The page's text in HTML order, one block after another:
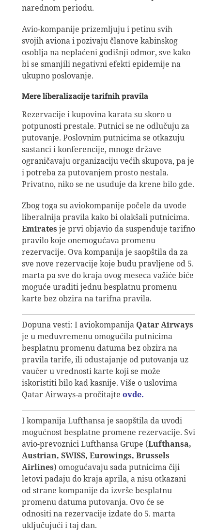
narednom periodu.
Avio-kompanije prizemljuju i petinu svih
svojih aviona i pozivaju članove kabinskog
osoblja na neplaćeni godišnji odmor, sve kako
bi se smanjili negativni efekti epidemije na
ukupno poslovanje.
Mere liberalizacije tarifnih pravila
Rezervacije i kupovina karata su skoro u
potpunosti prestale. Putnici se ne odlučuju za
putovanje. Poslovnim putnicima se otkazuju
sastanci i konferencije, mnoge države
ograničavaju organizaciju većih skupova, pa je
i potreba za putovanjem prosto nestala.
Privatno, niko se ne usuđuje da krene bilo gde.
Zbog toga su aviokompanije počele da uvode
liberalnija pravila kako bi olakšali putnicima.
Emirates je prvi objavio da suspenduje tarifno
pravilo koje onemogućava promenu
rezervacije. Ova kompanija je saopštila da za
sve nove rezervacije koje budu pravljene od 5.
marta pa sve do kraja ovog meseca važiće biće
moguće uraditi jednu besplatnu promenu
karte bez obzira na tarifna pravila.
Dopuna vesti: I aviokompanija Qatar Airways
je u međuvremenu omogućila putnicima
besplatnu promenu datuma bez obzira na
pravila tarife, ili odustajanje od putovanja uz
vaučer u vrednosti karte koji se može
iskoristiti bilo kad kasnije. Više o uslovima
Qatar Airways-a pročitajte ovde.
I kompanija Lufthansa je saopštila da uvodi
mogućnost besplatne promene rezervacije. Svi
avio-prevoznici Lufthansa Grupe (Lufthansa,
Austrian, SWISS, Eurowings, Brussels
Airlines) omogućavaju sada putnicima čiji
letovi padaju do kraja aprila, a nisu otkazani
od strane kompanije da izvrše besplatnu
promenu datuma putovanja. Ovo će se
odnositi na rezervacije izdate do 5. marta
uključujući i taj dan.